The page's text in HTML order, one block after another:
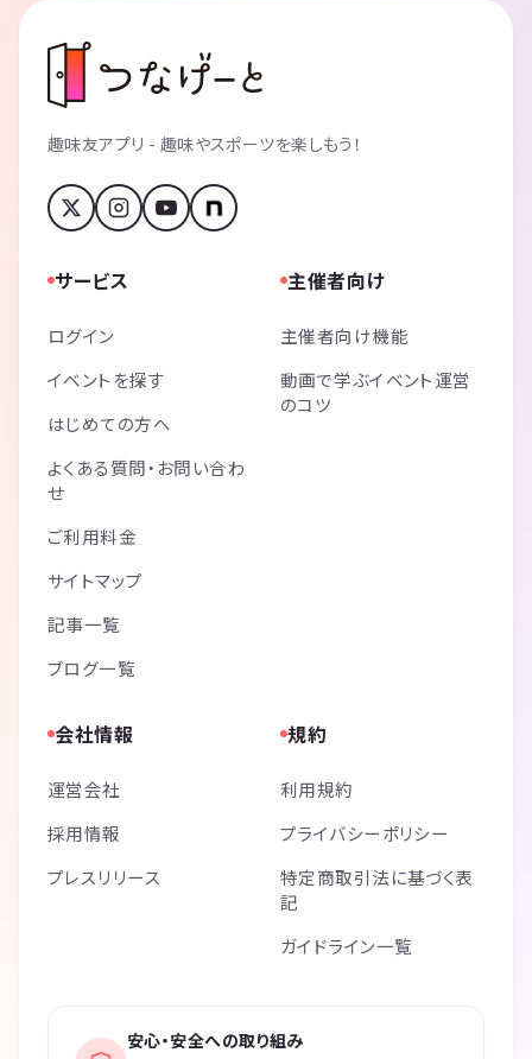
趣味友アプリ - 趣味やスポーツを楽しもう！
サービス
ログイン
イベントを探す
はじめての方へ
よくある質問・お問い合わ
せ
ご利用料金
サイトマップ
記事一覧
ブログ一覧
主催者向け
主催者向け機能
動画で学ぶイベント運営
のコツ
会社情報
運営会社
採用情報
プレスリリース
規約
利用規約
プライバシーポリシー
特定商取引法に基づく表
記
ガイドライン一覧
安心・安全への取り組み